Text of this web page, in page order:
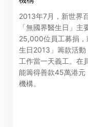
2013年7月，新世界
「無國界醫生日」
25,000位員工募捐，
生日2013」籌款活
工作當一天義工。在
能籌得善款45萬港元
機構。